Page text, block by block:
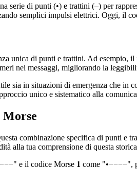
serie di punti (•) e trattini (–) per
semplici impulsi elettrici. Oggi, il
unica di punti e trattini. Ad esempio, il
nei messaggi, migliorando la
sia in situazioni di emergenza che in
unico e sistematico alla
Morse
combinazione specifica di punti e
alla tua comprensione di questa
e il codice Morse 1 come "•−−−−",